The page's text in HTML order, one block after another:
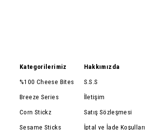
Kategorilerimiz
%100 Cheese Bites
Breeze Series
Corn Stickz
Sesame Sticks
Hakkımızda
S.S.S
İletişim
Satış Sözleşmesi
İptal ve İade Koşulları